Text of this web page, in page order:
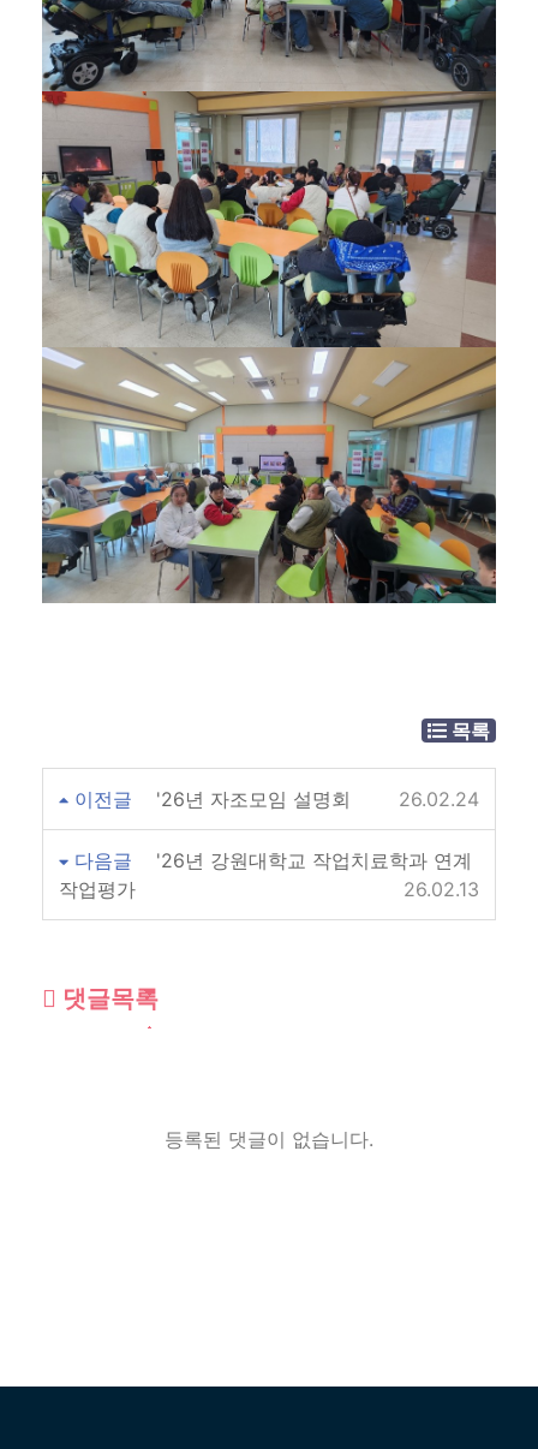
목록
이전글 '26년 자조모임 설명회 26.02.24
다음글
'26년 강원대학교 작업치료학과 연계
작업평가
26.02.13
댓글목록
등록된 댓글이 없습니다.